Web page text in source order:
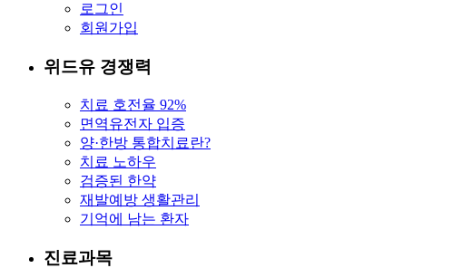
로그인
회원가입
위드유 경쟁력
치료 호전율 92%
면역유전자 입증
양·한방 통합치료란?
치료 노하우
검증된 한약
재발예방 생활관리
기억에 남는 환자
진료과목